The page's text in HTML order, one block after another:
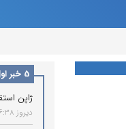
5 خبر اول
ژاپن
دیروز 16:38